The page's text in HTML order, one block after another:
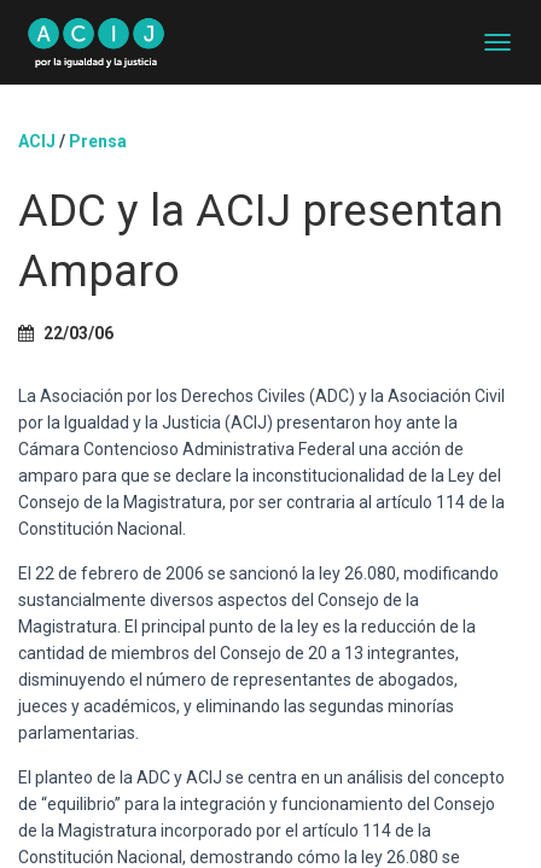
A
R
V
A
C
ACIJ / Prensa
ADC y la ACIJ presentan
Amparo
22/03/06
La Asociación por los Derechos Civiles (ADC) y la Asociación Civil
por la Igualdad y la Justicia (ACIJ) presentaron hoy ante la
Cámara Contencioso Administrativa Federal una acción de
amparo para que se declare la inconstitucionalidad de la Ley del
Consejo de la Magistratura, por ser contraria al artículo 114 de la
Constitución Nacional.
El 22 de febrero de 2006 se sancionó la ley 26.080, modificando
sustancialmente diversos aspectos del Consejo de la
Magistratura. El principal punto de la ley es la reducción de la
cantidad de miembros del Consejo de 20 a 13 integrantes,
disminuyendo el número de representantes de abogados,
jueces y académicos, y eliminando las segundas minorías
parlamentarias.
El planteo de la ADC y ACIJ se centra en un análisis del concepto
de “equilibrio” para la integración y funcionamiento del Consejo
de la Magistratura incorporado por el artículo 114 de la
Constitución Nacional, demostrando cómo la ley 26.080 se